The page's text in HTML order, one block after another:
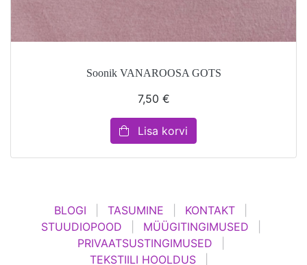
Soonik VANAROOSA GOTS
7,50 €
Lisa korvi
BLOGI TASUMINE
KONTAKT
STUUDIOPOOD
MÜÜGITINGIMUSED
PRIVAATSUSTINGIMUSED
TEKSTIILI HOOLDUS